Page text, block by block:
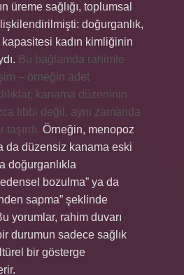
üreme sağlığı, toplumsal
doğurganlık,
kadın kimliğinin
Bu bağlamda rahimle
– örneğin adet
kanama düzeninin
tıbbi değil, aynı zamanda
Örneğin, menopoz
da düzensiz kanama eski
doğurganlıkla
bozulma” ya da
sapma” şeklinde
yorumlar, rahim duvarı
durumun sadece sağlık
bir gösterge